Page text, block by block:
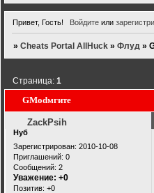
Привет, Гость! Войдитеили
»Cheats Portal AllHuck »Флуд »
GModмгите
Страница:1
ZackPsih
Нуб
Зарегистрирован: 2010-10-08
Приглашений: 0
Сообщений: 2
Уважение: +0
Позитив: +0